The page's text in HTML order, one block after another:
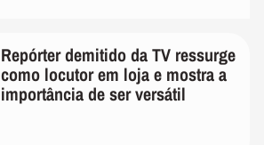
Repórter demitido da TV ressurge
como locutor em loja e mostra a
importância de ser versátil